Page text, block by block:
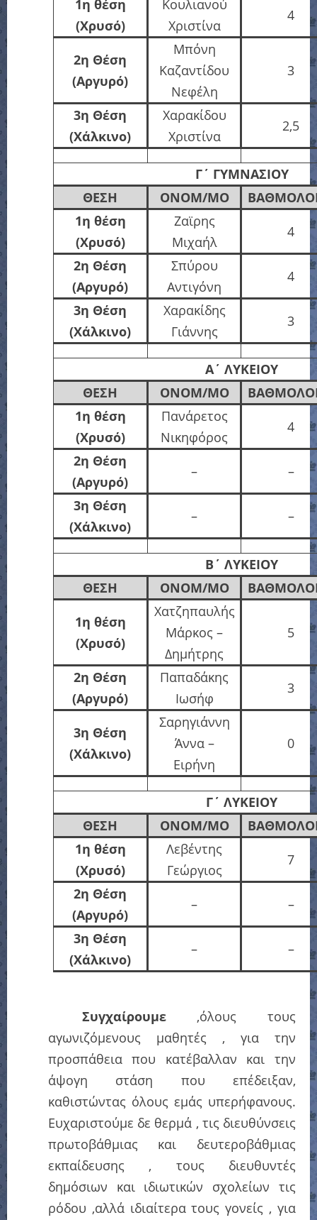
1η θέση
(Χρυσό)
Κουλιανού
Χριστίνα
4
2η Θέση
(Αργυρό)
Μπόνη
Καζαντίδου
Νεφέλη
3
3η Θέση
(Χάλκινο)
Χαρακίδου
Χριστίνα
2,5
Γ΄ ΓΥΜΝΑΣΙΟΥ
ΘΕΣΗ
ΟΝΟΜ/ΜΟ
1η θέση
(Χρυσό)
Ζαϊρης
Μιχαήλ
4
2η Θέση
(Αργυρό)
Σπύρου
Αντιγόνη
4
3η Θέση
(Χάλκινο)
Χαρακίδης
Γιάννης
3
Α΄ ΛΥΚΕΙΟΥ
ΘΕΣΗ
ΟΝΟΜ/ΜΟ
1η θέση
(Χρυσό)
Πανάρετος
Νικηφόρος
4
2η Θέση
(Αργυρό)
–
–
3η Θέση
(Χάλκινο)
– –
Β΄ ΛΥΚΕΙΟΥ
ΘΕΣΗ
ΟΝΟΜ/ΜΟ
1η θέση
(Χρυσό)
Χατζηπαυλής
Μάρκος –
Δημήτρης
5
2η Θέση
(Αργυρό)
Παπαδάκης
Ιωσήφ
3
3η Θέση
(Χάλκινο)
Σαρηγιάννη
Άννα –
Ειρήνη
0
Γ΄ ΛΥΚΕΙΟΥ
ΘΕΣΗ
ΟΝΟΜ/ΜΟ
1η θέση
(Χρυσό)
Λεβέντης
Γεώργιος
7
2η Θέση
(Αργυρό)
–
–
3η Θέση
(Χάλκινο)
– –
Συγχαίρουμε,όλους τους
αγωνιζόμενους μαθητές , για την
προσπάθεια που κατέβαλλαν και την
άψογη στάση που επέδειξαν,
καθιστώντας όλους εμάς υπερήφανους.
Ευχαριστούμε δε θερμά , τις διευθύνσεις
πρωτοβάθμιας και δευτεροβάθμιας
εκπαίδευσης , τους διευθυντές
δημόσιων και ιδιωτικών σχολείων τις
ρόδου ,αλλά ιδιαίτερα τους γονείς , για